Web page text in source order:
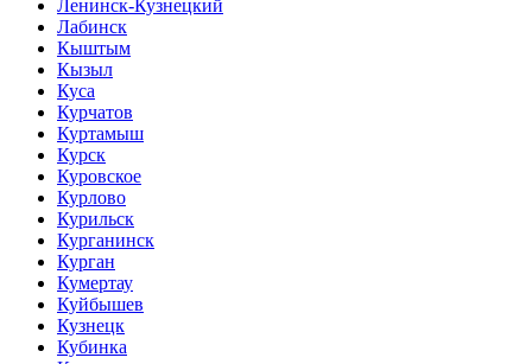
Ленинск-Кузнецкий
Лабинск
Кыштым
Кызыл
Куса
Курчатов
Куртамыш
Курск
Куровское
Курлово
Курильск
Курганинск
Курган
Кумертау
Куйбышев
Кузнецк
Кубинка